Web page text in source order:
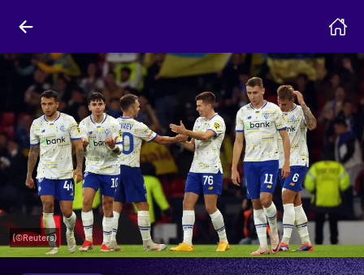
(©Reuters)